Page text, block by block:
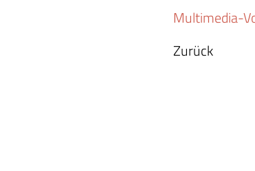
Multimedia-
Zurück